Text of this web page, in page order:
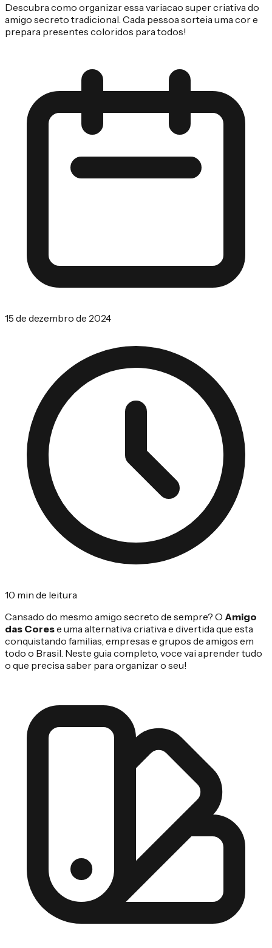
Descubra como organizar essa variacao super criativa do
amigo secreto tradicional. Cada pessoa sorteia uma cor e
prepara presentes coloridos para todos!
15 de dezembro de 2024
10 min de leitura
Cansado do mesmo amigo secreto de sempre? O Amigo
das Corese uma alternativa criativa e divertida que esta
conquistando familias, empresas e grupos de amigos em
todo o Brasil. Neste guia completo, voce vai aprender tudo
o que precisa saber para organizar o seu!